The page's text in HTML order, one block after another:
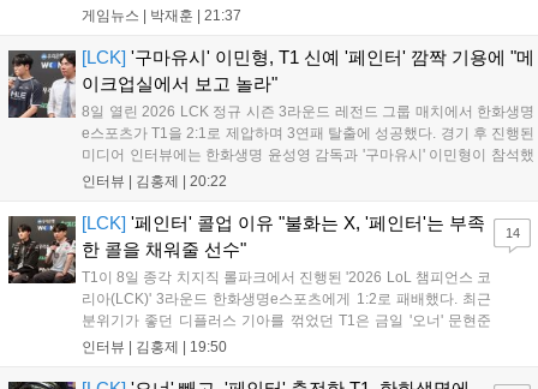
통해 월드 콘텐츠가 추가될 예정이며, 이를 통해 추후 주신 및 절대신에
더욱 가속화될 전망이다....
게임뉴스 | 박재훈 | 21:37
[LCK] '구마유시' 이민형, T1 신예 '페인터' 깜짝 기용에 "메
이크업실에서 보고 놀라"
8일 열린 2026 LCK 정규 시즌 3라운드 레전드 그룹 매치에서 한화생명
e스포츠가 T1을 2:1로 제압하며 3연패 탈출에 성공했다. 경기 후 진행된
미디어 인터뷰에는 한화생명 윤성영 감독과 '구마유시' 이민형이 참석했
다. 먼저 승리 소감에 대해 윤성영 감독은 "오랜만에 승리해 기분이 좋고,
인터뷰 | 김홍제 | 20:22
[LCK] '페인터' 콜업 이유 "불화는 X, '페인터'는 부족
한 콜을 채워줄 선수"
T1이 8일 종각 치지직 롤파크에서 진행된 '2026 LoL 챔피언스 코
리아(LCK)' 3라운드 한화생명e스포츠에게 1:2로 패배했다. 최근
분위기가 좋던 디플러스 기아를 꺾었던 T1은 금일 '오너' 문현준
을 빼고 신예 '페인터' 김은후를 투입시키는 강수를 뒀으나 결국
즈' 김수환의 인터뷰 내...
인터뷰 | 김홍제 | 19:50
14